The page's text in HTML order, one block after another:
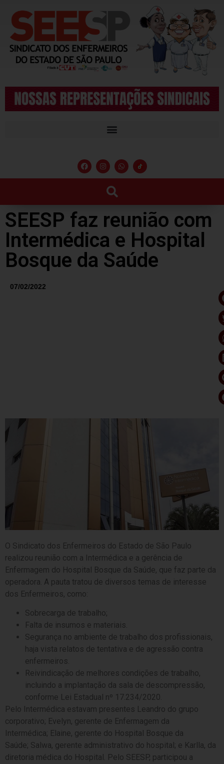
SEESP faz reunião com
Intermédica e Hospital
Bosque da Saúde
07/02/2022
O Sindicato dos Enfermeiros do Estado de São Paulo
realizou reunião com a Intermédica e a gerência de
Enfermagem do Hospital Bosque da Saúde, que faz parte da
operadora. A pauta tratou de diversos temas de interesse
dos Enfermeiros, como:
Sobrecarga de trabalho;
Falta de insumos e materiais.
Segurança no ambiente de trabalho dos profissionais,
haja vista relatos de tentativa e de agressão contra
enfermeiros.
Reivindicação de melhores condições de trabalho,
incluindo a implantação da sala de descompressão,
conforme Lei Estadual nº 17.234/2020.
Pelo Intermédica estavam presentes Leandro do grupo
corporativo; Evelyn, gerente de Enfermagem da
Intermédica; Elaine, gerente do Hospital Bosque da
Saúde; Salwa, gerente administrativo do hospital; e Karlla, da
diretoria médica do Hospital. Pelo SEESP, participou a